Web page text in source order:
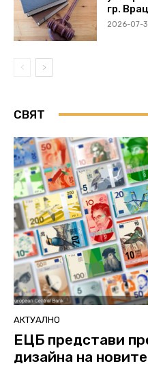
гр.
2026-07-
СВЯТ
АКТУАЛНО
ЕЦБ представи
дизайна на